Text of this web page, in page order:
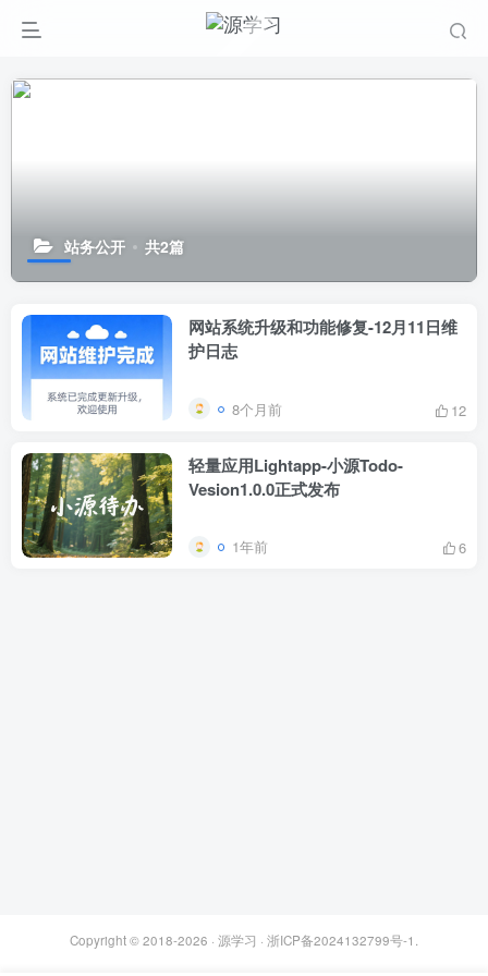
站务公开 共2篇
网站系统升级和功能修复-12月11日维
护日志
8个月前 12
轻量应用Lightapp-小源Todo-
Vesion1.0.0正式发布
1年前 6
Copyright © 2018-2026 · 源学习 · 浙ICP备2024132799号-1